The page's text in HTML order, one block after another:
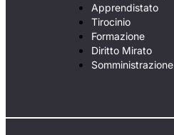
Apprendistato
Tirocinio
Formazione
Diritto Mirato
Somministrazione